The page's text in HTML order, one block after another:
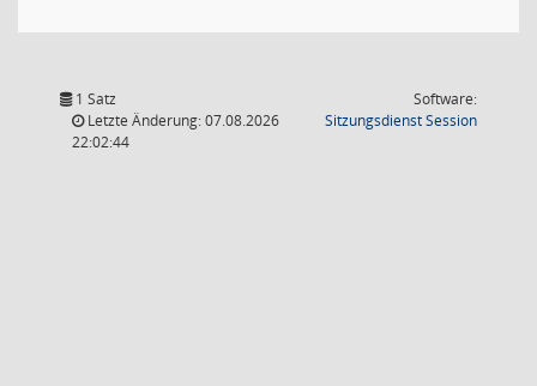
1 Satz
Letzte Änderung: 07.08.2026
22:02:44
Software:
SitzungsdienstSession(Wird in